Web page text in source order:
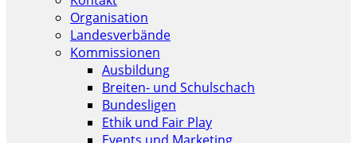
Organisation
Landesverbände
Kommissionen
Ausbildung
Breiten- und Schulschach
Bundesligen
Ethik und Fair Play